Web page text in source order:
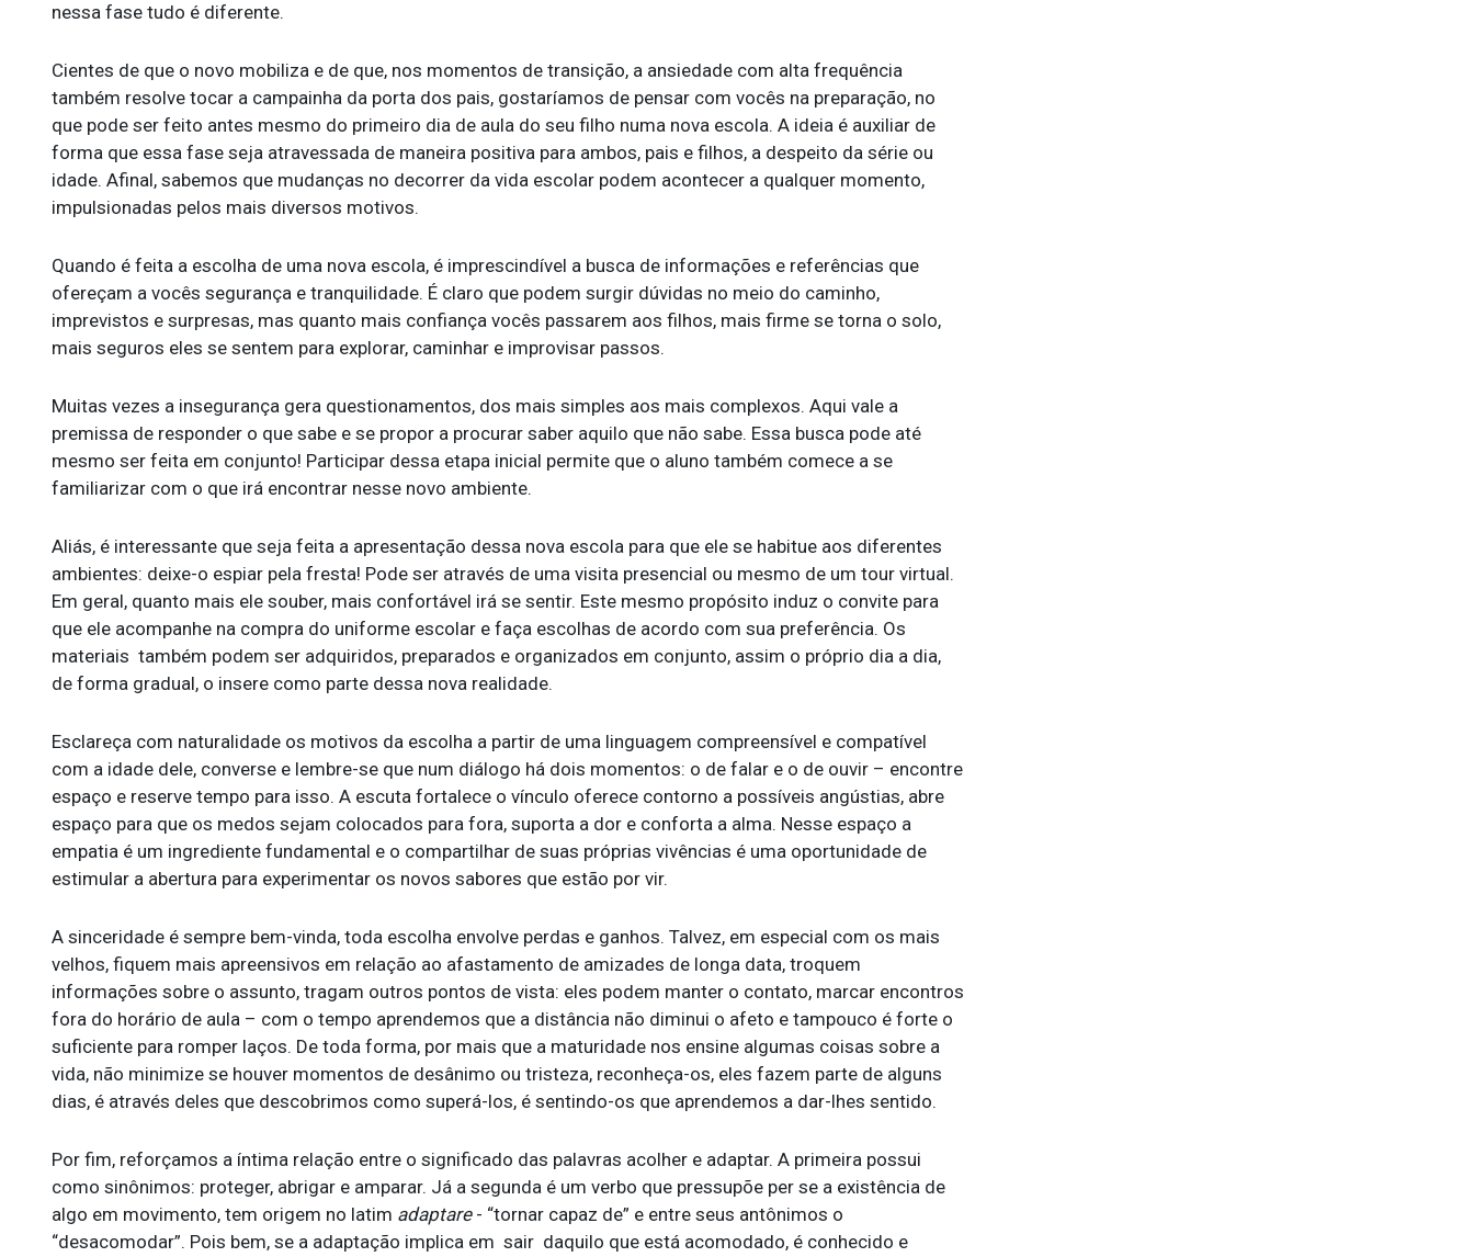
nessa fase tudo é diferente.
Cientes de que o novo mobiliza e de que, nos momentos de transição, a ansiedade com alta frequência
também resolve tocar a campainha da porta dos pais, gostaríamos de pensar com vocês na preparação, no
que pode ser feito antes mesmo do primeiro dia de aula do seu filho numa nova escola. A ideia é auxiliar de
forma que essa fase seja atravessada de maneira positiva para ambos, pais e filhos, a despeito da série ou
idade. Afinal, sabemos que mudanças no decorrer da vida escolar podem acontecer a qualquer momento,
impulsionadas pelos mais diversos motivos.
Quando é feita a escolha de uma nova escola, é imprescindível a busca de informações e referências que
ofereçam a vocês segurança e tranquilidade. É claro que podem surgir dúvidas no meio do caminho,
imprevistos e surpresas, mas quanto mais confiança vocês passarem aos filhos, mais firme se torna o solo,
mais seguros eles se sentem para explorar, caminhar e improvisar passos.
Muitas vezes a insegurança gera questionamentos, dos mais simples aos mais complexos. Aqui vale a
premissa de responder o que sabe e se propor a procurar saber aquilo que não sabe. Essa busca pode até
mesmo ser feita em conjunto! Participar dessa etapa inicial permite que o aluno também comece a se
familiarizar com o que irá encontrar nesse novo ambiente.
Aliás, é interessante que seja feita a apresentação dessa nova escola para que ele se habitue aos diferentes
ambientes: deixe-o espiar pela fresta! Pode ser através de uma visita presencial ou mesmo de um tour virtual.
Em geral, quanto mais ele souber, mais confortável irá se sentir. Este mesmo propósito induz o convite para
que ele acompanhe na compra do uniforme escolar e faça escolhas de acordo com sua preferência. Os
materiais também podem ser adquiridos, preparados e organizados em conjunto, assim o próprio dia a dia,
de forma gradual, o insere como parte dessa nova realidade.
Esclareça com naturalidade os motivos da escolha a partir de uma linguagem compreensível e compatível
com a idade dele, converse e lembre-se que num diálogo há dois momentos: o de falar e o de ouvir – encontre
espaço e reserve tempo para isso. A escuta fortalece o vínculo oferece contorno a possíveis angústias, abre
espaço para que os medos sejam colocados para fora, suporta a dor e conforta a alma. Nesse espaço a
empatia é um ingrediente fundamental e o compartilhar de suas próprias vivências é uma oportunidade de
estimular a abertura para experimentar os novos sabores que estão por vir.
A sinceridade é sempre bem-vinda, toda escolha envolve perdas e ganhos. Talvez, em especial com os mais
velhos, fiquem mais apreensivos em relação ao afastamento de amizades de longa data, troquem
informações sobre o assunto, tragam outros pontos de vista: eles podem manter o contato, marcar encontros
fora do horário de aula – com o tempo aprendemos que a distância não diminui o afeto e tampouco é forte o
suficiente para romper laços. De toda forma, por mais que a maturidade nos ensine algumas coisas sobre a
vida, não minimize se houver momentos de desânimo ou tristeza, reconheça-os, eles fazem parte de alguns
dias, é através deles que descobrimos como superá-los, é sentindo-os que aprendemos a dar-lhes sentido.
Por fim, reforçamos a íntima relação entre o significado das palavras acolher e adaptar. A primeira possui
como sinônimos: proteger, abrigar e amparar. Já a segunda é um verbo que pressupõe per se a existência de
algo em movimento, tem origem no latim adaptare - “tornar capaz de” e entre seus antônimos o
“desacomodar”. Pois bem, se a adaptação implica em sair daquilo que está acomodado, é conhecido e